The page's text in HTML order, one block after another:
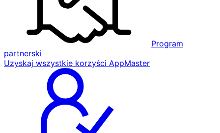
Program
partnerski
Uzyskaj wszystkie korzyści AppMaster